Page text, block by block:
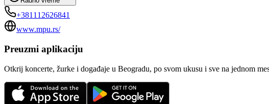
+381112626841
www.mpu.rs/
Preuzmi aplikaciju
Otkrij koncerte, žurke i događaje u Beogradu, po svom ukusu i sve na jednom